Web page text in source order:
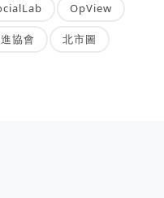
OpView
協會 北市圖